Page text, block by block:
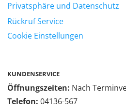
Privatsphäre und Datenschutz
Rückruf Service
Cookie Einstellungen
KUNDENSERVICE
Öffnungszeiten: Nach
Telefon: 04136-567